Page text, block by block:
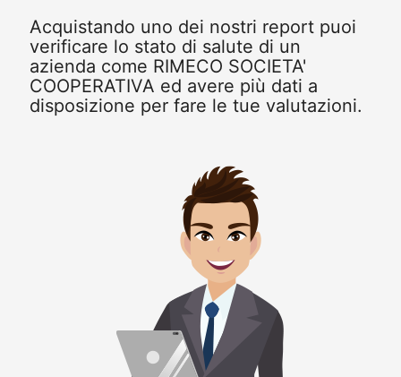
Acquistando uno dei nostri report puoi
verificare lo stato di salute di un
azienda come RIMECO SOCIETA'
COOPERATIVA ed avere più dati a
disposizione per fare le tue valutazioni.